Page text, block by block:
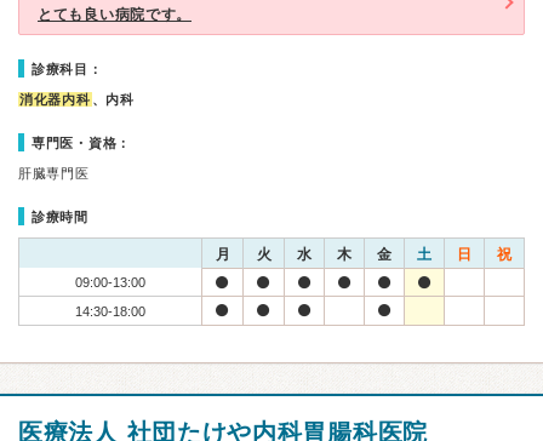
とても良い病院です。
診療科目：
消化器内科 、内科
専門医・資格：
肝臓専門医
診療時間
月 火 水 木 金 土 日 祝
09:00-13:00
14:30-18:00
医療法人 社団たけや内科胃腸科医院